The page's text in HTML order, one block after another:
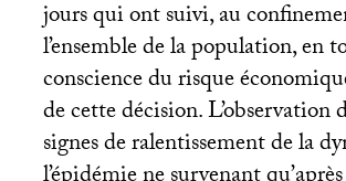
jours qui ont suivi, au
l’ensemble de la population, en
conscience du risque
de cette décision. L’observation
signes de ralentissement de la